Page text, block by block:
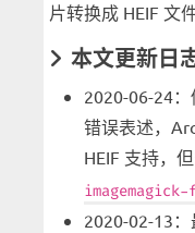
片转换成 HEIF 文
本文更新日
2020-06-24
错误表述，
HEIF 支持，
2020-02-13：